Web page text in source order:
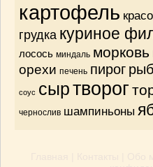
картофель
грудка куриное
лосось миндаль морковь
орехи печень пирог
соус сыртворог
чернослив шампиньоны